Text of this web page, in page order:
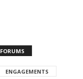
FORUMS
ENGAGEMENTS